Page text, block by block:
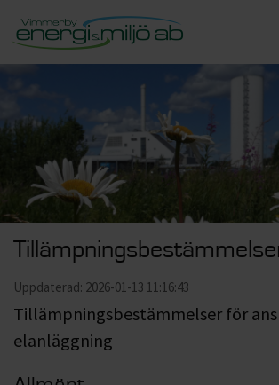
Uppdaterad: 2026-01-13 11:16:43
Tillämpningsbestämmelser för
elanläggning